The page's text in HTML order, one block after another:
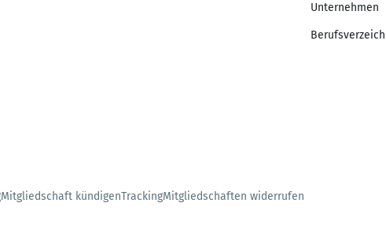
Unternehmen
Mitgliedschaft kündigenTrackingMitgliedschaften widerrufen